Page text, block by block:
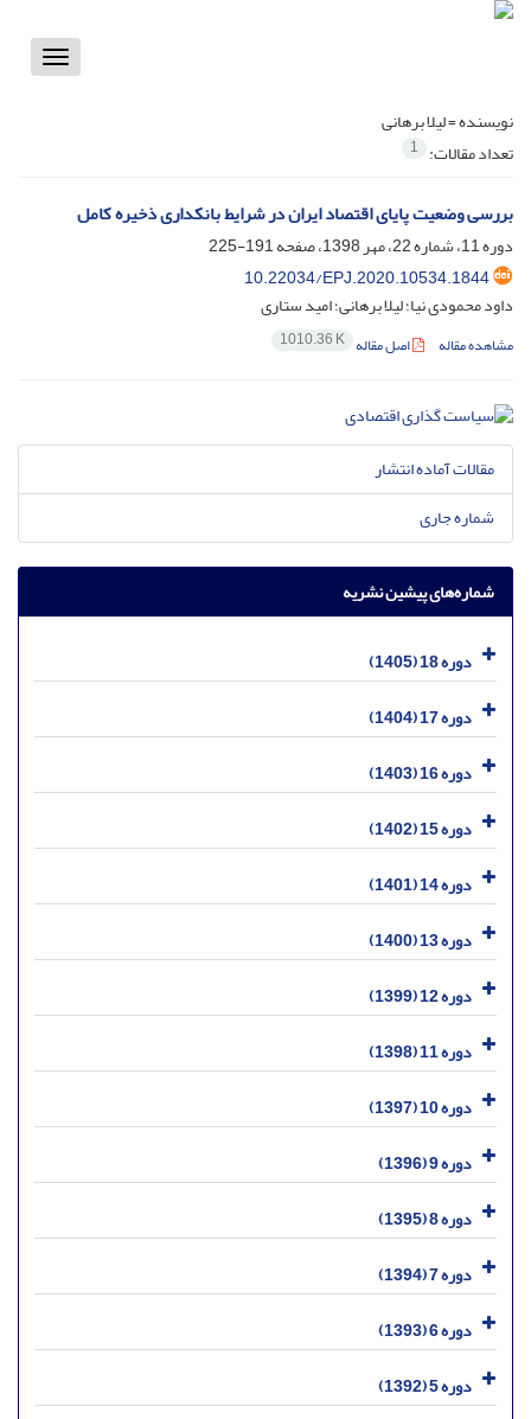
Toggle
نویسنده =لیلا برهانی
تعداد مقالات: 1
بررسی وضعیت پایای اقتصاد ایران در شرایط بانکداری ذخیره کامل
دوره 11، شماره 22، مهر 1398، صفحه
191-225
10.22034/EPJ.2020.10534.1844
داود محمودی نیا؛ لیلا برهانی؛ امید ستاری
مشاهده مقاله اصل مقاله 1010.36 K
مقالات آماده انتشار
شماره جاری
شماره‌های پیشین نشریه
دوره 18 (1405)
دوره 17 (1404)
دوره 16 (1403)
دوره 15 (1402)
دوره 14 (1401)
دوره 13 (1400)
دوره 12 (1399)
دوره 11 (1398)
دوره 10 (1397)
دوره 9 (1396)
دوره 8 (1395)
دوره 7 (1394)
دوره 6 (1393)
دوره 5 (1392)